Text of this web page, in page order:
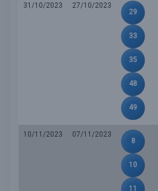
31/10/2023
27/10/2023
29
33
35
48
49
10/11/2023
07/11/2023
8
10
11